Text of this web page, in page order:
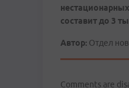
составит до 3
Автор: Отдел
Comments are